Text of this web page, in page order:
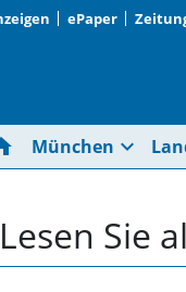
ePaper
München expand_more
Lesen Sie